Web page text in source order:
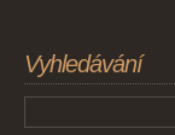
Vyhledávání